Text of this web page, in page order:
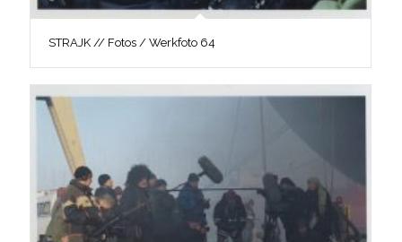
STRAJK // Fotos / Werkfoto 64